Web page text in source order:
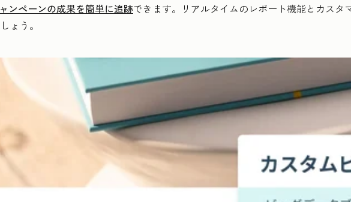
ンペーンの成果を簡単に追跡できます。リアルタイムのレポート機能とカスタ
ょう。